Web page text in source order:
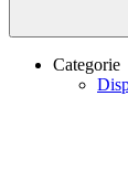
Categorie